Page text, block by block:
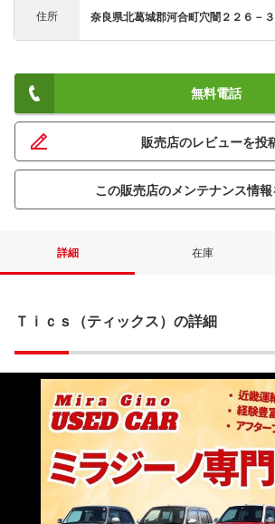
住所 奈良県北葛城郡河合町穴闇２２６－
無料電話
販売店のレビューを投
この販売店のメンテナンス情報
詳細 在庫
Ｔｉｃｓ（ティックス）の詳細